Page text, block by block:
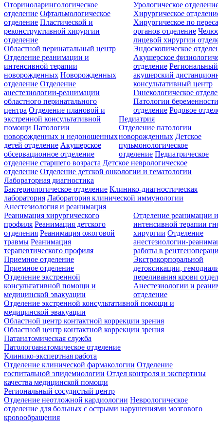
Оториноларингологическое
отделение Офтальмологическое
отделение Пластической и
реконструктивной хирургии
отделение
Урологическое
Хирургическое
Хирургическое по
органов отделение
лицевой хирургии
Эндоскопическое
Областной перинатальный центр
Отделение реанимации и
интенсивной терапии
новорожденных Новорожденных
отделение Отделение
анестезиологии-реанимации
областного перинатального
центра Отделение плановой и
экстренной консультативной
помощи Патологии
новорожденных и недоношенных
детей отделение Акушерское
обсервационное отделение
Акушерское
отделение Региональный
акушерский
консультативный центр
Гинекологическое
Патологии
отделение Родовое
Педиатрия
Отделение патологии
новорожденных Детское
пульмонологическое
отделение Педиатрическое
отделение старшего возраста Детское неврологическое
отделение Отделение детской онкологии и гематологии
Лабораторная диагностика
Бактериологическое отделение Клинико-диагностическая
лаборатория Лаборатория клинической иммунологии
Анестезиология и реанимация
Реанимация хирургического
профиля Реанимация детского
отделения Реанимация ожоговой
травмы Реанимация
терапевтического профиля
Отделение реанимации
интенсивной терапии
хирургии Отделение
анестезиологии-
работы в
Экстракорпоральной
детоксикации,
переливания крови
Анестезиологии и
отделение
Приемное отделение
Приемное отделение
Отделение экстренной
консультативной помощи и
медицинской эвакуации
Отделение экстренной консультативной помощи и
медицинской эвакуации
Областной центр контактной коррекции зрения
Областной центр контактной коррекции зрения
Патанатомическая служба
Патологоанатомическое отделение
Клинико-экспертная работа
Отделение клинической фармакологии Отделение
госпитальной эпидемиологии Отдел контроля и экспертизы
качества медицинской помощи
Региональный сосудистый центр
Отделение неотложной кардиологии Неврологическое
отделение для больных с острыми нарушениями мозгового
кровообращения